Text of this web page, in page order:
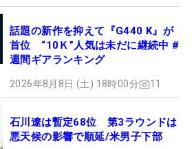
話題の新作を抑えて『G440 K』が
首位 “10Ｋ”人気は未だに継続中 #
週間ギアランキング
2026年8月8日 (土) 18時00分 11
石川遼は暫定68位 第3ラウンドは
悪天候の影響で順延/米男子下部